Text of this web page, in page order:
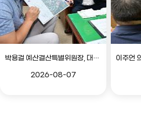
박용걸 예산결산특별위원장, 대공원로 확장공사 현안점검 간담회
2026-08-07